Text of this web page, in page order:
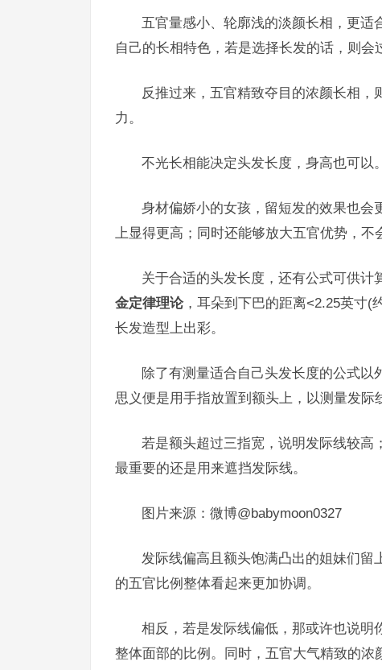
五官量感小、轮廓浅的淡颜长相，更适
自己的长相特色，若是选择长发的话，则会
反推过来，五官精致夺目的浓颜长相，
力。
不光长相能决定头发长度，身高也可以。
身材偏娇小的女孩，留短发的效果也会
上显得更高；同时还能够放大五官优势，不
关于合适的头发长度，还有公式可供计
金定律理论，耳朵到下巴的距离<2.25英寸(
长发造型上出彩。
除了有测量适合自己头发长度的公式
思义便是用手指放置到额头上，以测量发际
若是额头超过三指宽，说明发际线较高
最重要的还是用来遮挡发际线。
图片来源：微博@babymoon0327
发际线偏高且额头饱满凸出的姐妹们留
的五官比例整体看起来更加协调。
相反，若是发际线偏低，那或许也说明
整体面部的比例。同时，五官大气精致的浓